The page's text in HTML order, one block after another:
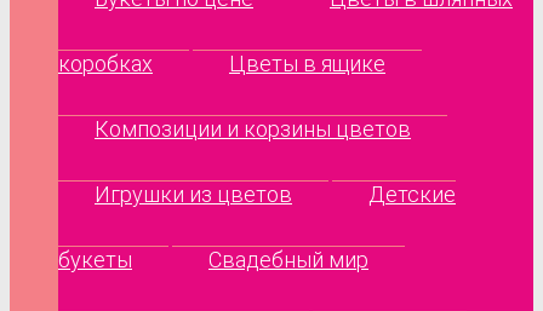
коробках Цветы в ящике
Композиции и корзины цветов
Игрушки из цветов Детские
букеты Свадебный мир